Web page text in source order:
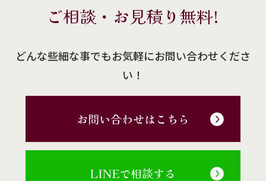
ご相談・お見積り無料!
どんな些細な事でもお気軽にお問い合わせくださ
い！
お問い合わせはこちら
LINEで相談する